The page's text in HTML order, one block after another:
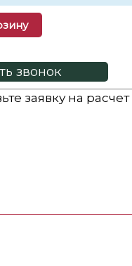
звонок
заявку на расчет